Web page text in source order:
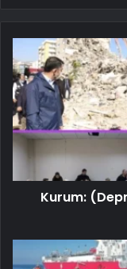
Kurum: